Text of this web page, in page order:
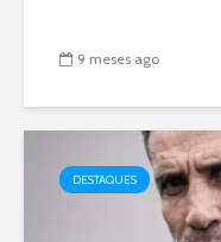
9 meses ago
DESTAQUES